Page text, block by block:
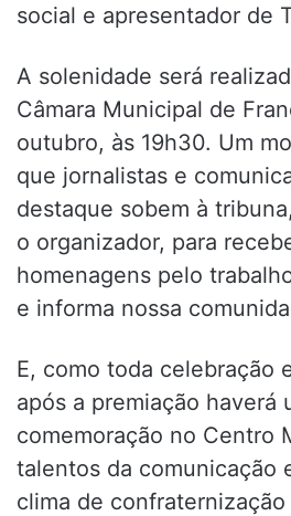
social e apresentador de
A solenidade será
Câmara Municipal de
outubro, às 19h30. Um
que jornalistas e
destaque sobem à
o organizador, para
homenagens pelo
e informa nossa
E, como toda celebração
após a premiação haverá
comemoração no Centro
talentos da comunicação
clima de confraternização